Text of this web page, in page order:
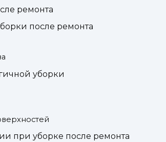
ремонта
после ремонта
уборки
при уборке после ремонта